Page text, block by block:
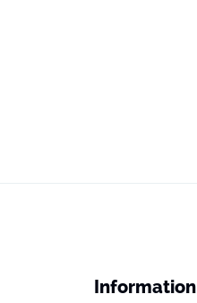
Information